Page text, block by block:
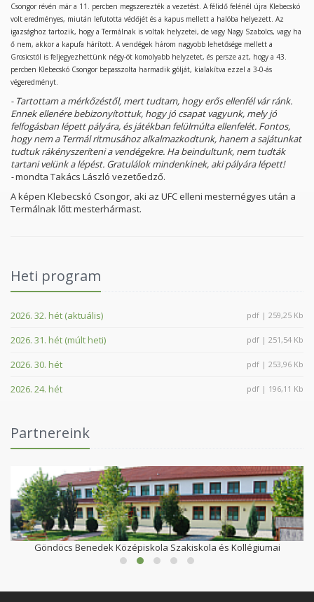
Csongor révén már a 11. percben megszerezték a vezetést. A félidő felénél újra Klebecskó
volt eredményes, miután lefutotta védőjét és a kapus mellett a halóba helyezett. Az
igazsághoz tartozik, hogy a Termálnak is voltak helyzetei, de vagy Nagy Szabolcs, vagy ha
ő nem, akkor a kapufa hárított. A vendégek három nagyobb lehetősége mellett a
Grosicstól is feljegyezhettünk négy-öt komolyabb helyzetet, és persze azt, hogy a 43.
percben Klebecskó Csongor bepasszolta harmadik gólját, kialakítva ezzel a 3-0-ás
végeredményt.
- Tartottam a mérkőzéstől, mert tudtam, hogy erős ellenfél vár ránk.
Ennek ellenére bebizonyítottuk, hogy jó csapat vagyunk, mely jó
felfogásban lépett pályára, és játékban felülmúlta ellenfelét. Fontos,
hogy nem a Termál ritmusához alkalmazkodtunk, hanem a sajátunkat
tudtuk rákényszeríteni a vendégekre. Ha beindultunk, nem tudták
tartani velünk a lépést. Gratulálok mindenkinek, aki pályára lépett!
-mondta Takács László vezetőedző.
A képen Klebecskó Csongor, aki az UFC elleni mesternégyes után a
Termálnak lőtt mesterhármast.
Heti program
2026. 32. hét (aktuális) pdf | 259,25 Kb
2026. 31. hét (múlt heti) pdf | 251,54 Kb
2026. 30. hét pdf | 253,96 Kb
2026. 24. hét pdf | 196,11 Kb
Partnereink
Göndöcs Benedek Középiskola Szakiskola és Kollégiumai